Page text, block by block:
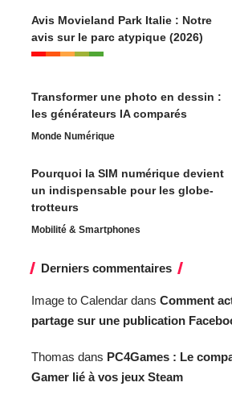
Avis Movieland Park Italie : Notre
avis sur le parc atypique (2026)
Transformer une photo en dessin :
les générateurs IA comparés
Monde Numérique
Pourquoi la SIM numérique devient
un indispensable pour les globe-
trotteurs
Mobilité & Smartphones
Derniers commentaires
Image to Calendar dans Comment
partage sur une publication
Thomas dans PC4Games : Le
Gamer lié à vos jeux Steam